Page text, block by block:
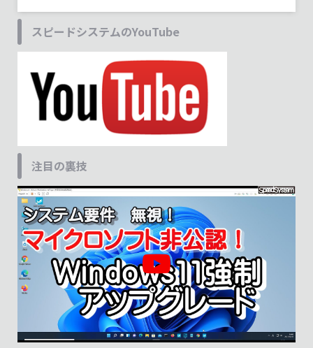
スピードシステムのYouTube
注目の裏技